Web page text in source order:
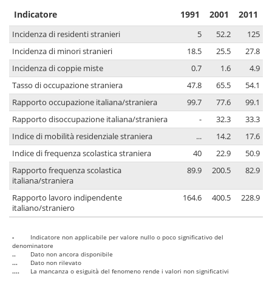
Indicatore 1991 2001 2011
Incidenza di residenti stranieri 5 52.2
125
Incidenza di minori stranieri
18.5 25.5
27.8
Incidenza di coppie miste
0.7 1.6
4.9
Tasso di occupazione straniera
47.8 65.5
54.1
Rapporto occupazione italiana/straniera
99.7 77.6
99.1
Rapporto disoccupazione italiana/straniera
- 32.3
33.3
Indice di mobilità residenziale straniera
... 14.2
17.6
Indice di frequenza scolastica straniera
40 22.9
50.9
Rapporto frequenza scolastica
italiana/straniera
89.9 200.5 82.9
Rapporto lavoro indipendente
italiano/straniero
164.6 400.5 228.9
-
Indicatore non applicabile per valore nullo o poco significativo del
denominatore
..
Dato non ancora disponibile
...
Dato non rilevato
....
La mancanza o esiguità del fenomeno rende i valori non significativi